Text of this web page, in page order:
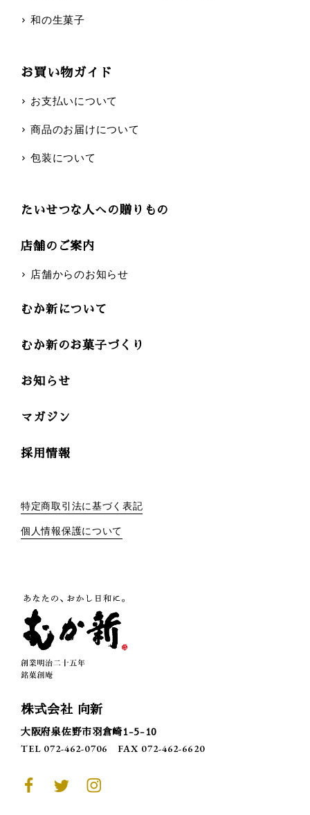
お買い物ガイド
お支払いについて
商品のお届けについて
包装について
たいせつな人への贈りもの
店舗のご案内
店舗からのお知らせ
和の生菓子
むか新について
むか新のお菓子づくり
お知らせ
マガジン
採用情報
特定商取引法に基づく表記
個人情報保護について
株式会社 向新
大阪府泉佐野市羽倉崎1-5-10
TEL 072-462-0706 FAX 072-462-6620